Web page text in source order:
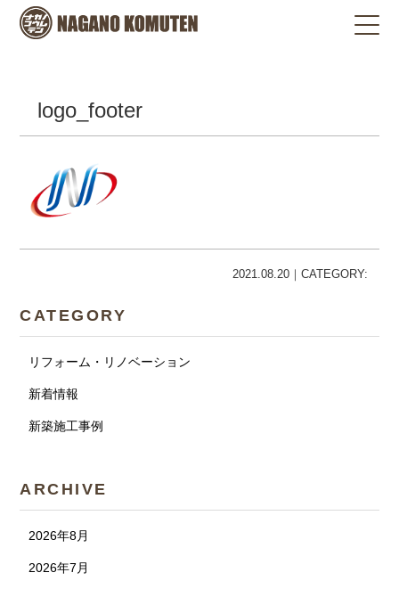
logo_footer
2021.08.20｜CATEGORY:
CATEGORY
リフォーム・リノベーション
新着情報
新築施工事例
ARCHIVE
2026年8月
2026年7月